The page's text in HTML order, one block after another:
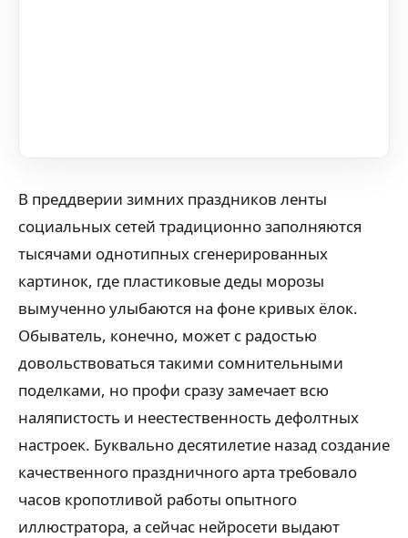
В преддверии зимних праздников ленты
социальных сетей традиционно заполняются
тысячами однотипных сгенерированных
картинок, где пластиковые деды морозы
вымученно улыбаются на фоне кривых ёлок.
Обыватель, конечно, может с радостью
довольствоваться такими сомнительными
поделками, но профи сразу замечает всю
наляпистость и неестественность дефолтных
настроек. Буквально десятилетие назад создание
качественного праздничного арта требовало
часов кропотливой работы опытного
иллюстратора, а сейчас нейросети выдают